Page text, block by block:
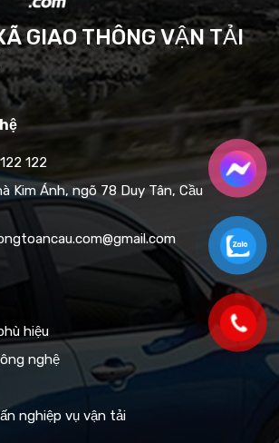
GIAO THÔNG VẬN TẢI
122
Kim Ánh, ngõ 78 Duy Tân, Cầu
hiệu
nghệ
nghiệp vụ vận tải